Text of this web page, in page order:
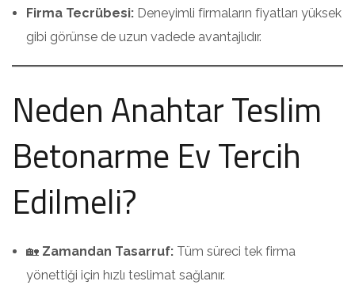
Firma Tecrübesi: Deneyimli firmaların fiyatları yüksek
gibi görünse de uzun vadede avantajlıdır.
Neden Anahtar Teslim
Betonarme Ev Tercih
Edilmeli?
🏡 Zamandan Tasarruf: Tüm süreci tek firma
yönettiği için hızlı teslimat sağlanır.